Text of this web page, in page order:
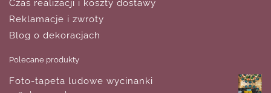
Czas realizacji i koszty dostawy
Reklamacje i zwroty
Blog o dekoracjach
Polecane produkty
Foto-tapeta ludowe wycinanki